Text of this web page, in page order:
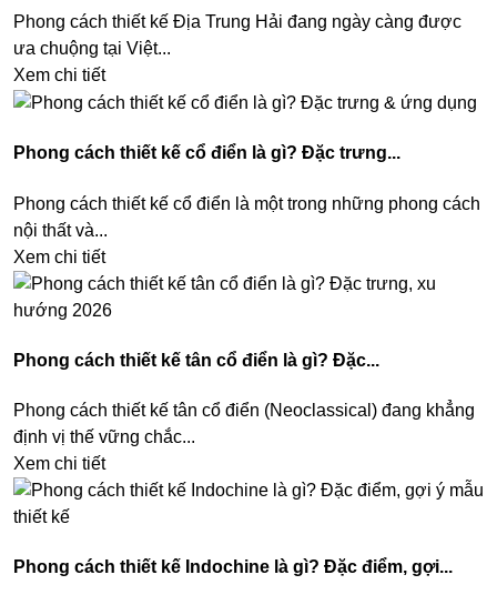
Phong cách thiết kế Địa Trung Hải đang ngày càng được
ưa chuộng tại Việt...
Xem chi tiết
Phong cách thiết kế cổ điển là gì? Đặc trưng...
Phong cách thiết kế cổ điển là một trong những phong cách
nội thất và...
Xem chi tiết
Phong cách thiết kế tân cổ điển là gì? Đặc...
Phong cách thiết kế tân cổ điển (Neoclassical) đang khẳng
định vị thế vững chắc...
Xem chi tiết
Phong cách thiết kế Indochine là gì? Đặc điểm, gợi...